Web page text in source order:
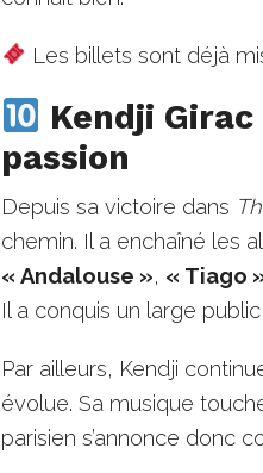
Les billets sont déjà
Kendji
passion
Depuis sa victoire dans
chemin. Il a enchaîné les
« Andalouse », « Tiago
Il a conquis un large
Par ailleurs, Kendji
évolue. Sa musique
parisien s’annonce donc